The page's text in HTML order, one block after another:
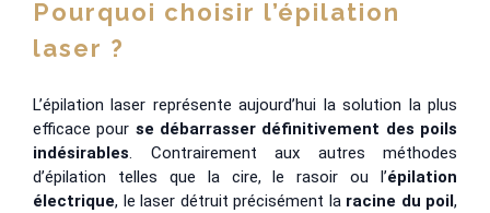
Pourquoi choisir l’épilation
laser ?
L’épilation laser représente aujourd’hui la solution la plus
efficace pour se débarrasser définitivement des poils
indésirables. Contrairement aux autres méthodes
d’épilation telles que la cire, le rasoir ou l’épilation
électrique, le laser détruit précisément la racine du poil,